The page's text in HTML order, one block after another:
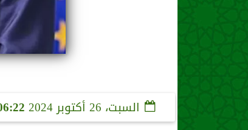
السبت، 26 أكتوبر 2024 06:22